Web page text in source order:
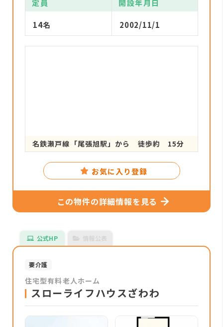
定員 開設年月日
14名 2002/11/1
名鉄瀬戸線「尾張旭駅」から 徒歩約 15分
お気に入り登録
この物件の詳細情報を見る
公式HP
要介護
住宅型有料老人ホーム
スローライフハウスざわわ